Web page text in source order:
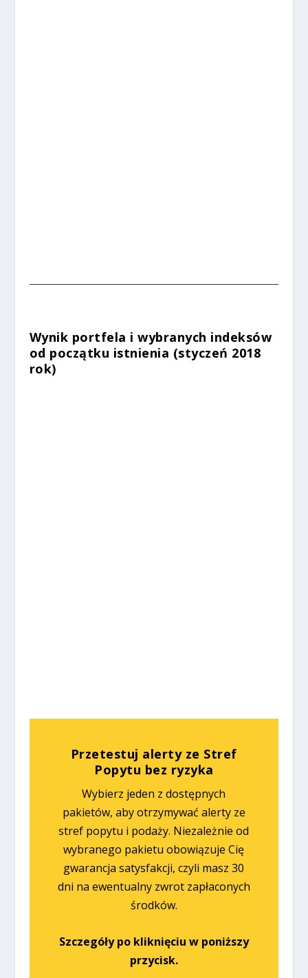
Wynik portfela i wybranych indeksów
od początku istnienia (styczeń 2018
rok)
Przetestuj alerty ze Stref
Popytu bez ryzyka
Wybierz jeden z dostępnych
pakietów, aby otrzymywać alerty ze
stref popytu i podaży. Niezależnie od
wybranego pakietu obowiązuje Cię
gwarancja satysfakcji, czyli masz 30
dni na ewentualny zwrot zapłaconych
środków.
Szczegóły po kliknięciu w poniższy
przycisk.